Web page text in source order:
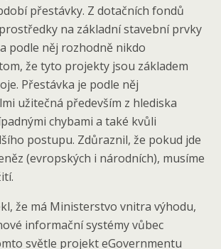
přestávky. Z dotačních fondů
na základní stavební prvky
podle něj rozhodně nikdo
že tyto projekty jsou základem
Přestávka je podle něj
užitečná především z hlediska
chybami a také kvůli
postupu. Zdůraznil, že pokud jde
(evropských i národních), musíme
že má Ministerstvo vnitra výhodu,
informační systémy vůbec
světle projekt eGovernmentu